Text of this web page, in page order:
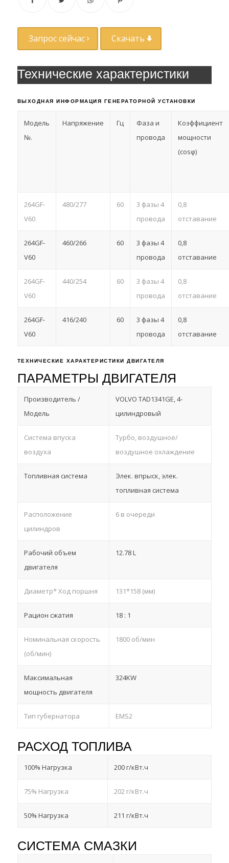
Запрос сейчас Скачать
Технические характеристики
ВЫХОДНАЯ ИНФОРМАЦИЯ ГЕНЕРАТОРНОЙ УСТАНОВКИ
Модель
№.
Напряжение Гц
Фаза и
провода
Коэффициент
мощности
(cosφ)
264GF-
V60
480/277 60
3 фазы 4
провода
0,8
отставание
264GF-
V60
460/266 60
3 фазы 4
провода
0,8
отставание
264GF-
V60
440/254 60
3 фазы 4
провода
0,8
отставание
264GF-
V60
416/240 60
3 фазы 4
провода
0,8
отставание
ТЕХНИЧЕСКИЕ ХАРАКТЕРИСТИКИ ДВИГАТЕЛЯ
ПАРАМЕТРЫ ДВИГАТЕЛЯ
Производитель /
Модель
VOLVO TAD1341GE, 4-
цилиндровый
Система впуска
воздуха
Турбо, воздушное/
воздушное охлаждение
Топливная система
Элек. впрыск, элек.
топливная система
Расположение
цилиндров
6 в очереди
Рабочий объем
двигателя
12.78 L
Диаметр* Ход поршня 131*158 (мм)
Рацион сжатия 18 : 1
Номинальная скорость
(об/мин)
1800 об/мин
Максимальная
мощность двигателя
324KW
Тип губернатора EMS2
РАСХОД ТОПЛИВА
100% Нагрузка 200 г/кВт.ч
75% Нагрузка 202 г/кВт.ч
50% Нагрузка 211 г/кВт.ч
СИСТЕМА СМАЗКИ